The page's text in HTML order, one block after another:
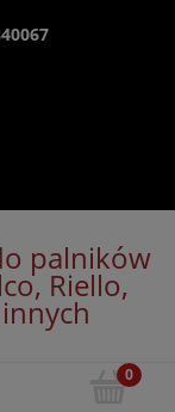
palników
Riello,